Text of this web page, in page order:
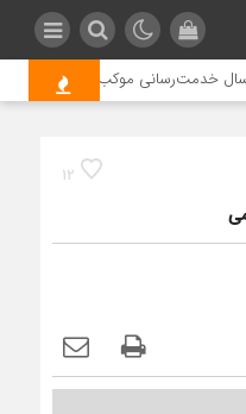
خدمت‌رسانی موکب امام رضا (ع)
12